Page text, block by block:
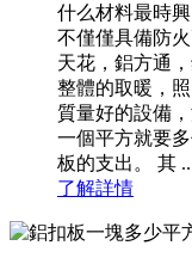
什么材料最時
不僅僅具備防
天花，鋁方通
整體的取暖，
質量好的設備
一個平方就要
板的支出。 其
了解詳情